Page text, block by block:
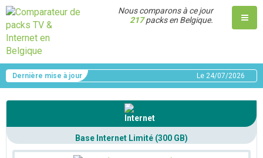
Nous comparons à ce jour
217packs en Belgique.
Dernière mise à jour Le 24/07/2026
Base Internet Limité (300 GB)